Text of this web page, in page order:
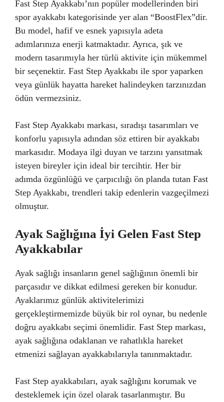
Fast Step Ayakkabı’nın popüler modellerinden biri
spor ayakkabı kategorisinde yer alan “BoostFlex”dir.
Bu model, hafif ve esnek yapısıyla adeta
adımlarınıza enerji katmaktadır. Ayrıca, şık ve
modern tasarımıyla her türlü aktivite için mükemmel
bir seçenektir. Fast Step Ayakkabı ile spor yaparken
veya günlük hayatta hareket halindeyken tarzınızdan
ödün vermezsiniz.
Fast Step Ayakkabı markası, sıradışı tasarımları ve
konforlu yapısıyla adından söz ettiren bir ayakkabı
markasıdır. Modaya ilgi duyan ve tarzını yansıtmak
isteyen bireyler için ideal bir tercihtir. Her bir
adımda özgünlüğü ve çarpıcılığı ön planda tutan Fast
Step Ayakkabı, trendleri takip edenlerin vazgeçilmezi
olmuştur.
Ayak Sağlığına İyi Gelen Fast Step
Ayakkabılar
Ayak sağlığı insanların genel sağlığının önemli bir
parçasıdır ve dikkat edilmesi gereken bir konudur.
Ayaklarımız günlük aktivitelerimizi
gerçekleştirmemizde büyük bir rol oynar, bu nedenle
doğru ayakkabı seçimi önemlidir. Fast Step markası,
ayak sağlığına odaklanan ve rahatlıkla hareket
etmenizi sağlayan ayakkabılarıyla tanınmaktadır.
Fast Step ayakkabıları, ayak sağlığını korumak ve
desteklemek için özel olarak tasarlanmıştır. Bu